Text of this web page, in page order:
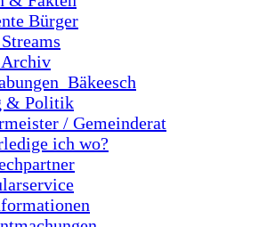
Bürger
& Politik
/ Gemeinderat
ich wo?